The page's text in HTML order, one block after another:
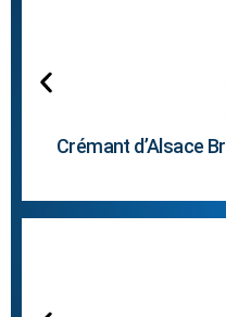
Crémant d’Alsace